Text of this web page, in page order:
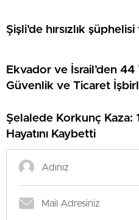
Şişli’de hırsızlık
Ekvador ve İsrail’den
Güvenlik ve Ticaret
Şelalede Korkunç Kaza:
Hayatını Kaybetti